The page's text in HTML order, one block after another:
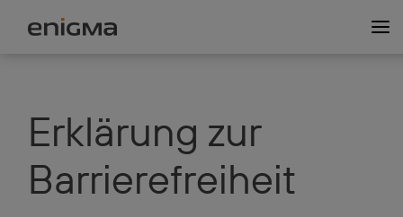
Erklärung zur
Barrie­re­freiheit